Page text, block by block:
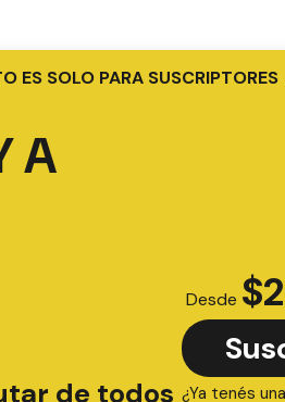
ES SOLO PARA SUSCRIPTORES
A
de todos
Desde $
¿Ya tenés